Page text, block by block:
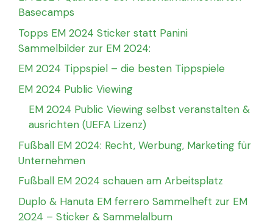
Basecamps
Topps EM 2024 Sticker statt Panini
Sammelbilder zur EM 2024:
EM 2024 Tippspiel – die besten Tippspiele
EM 2024 Public Viewing
EM 2024 Public Viewing selbst veranstalten &
ausrichten (UEFA Lizenz)
Fußball EM 2024: Recht, Werbung, Marketing für
Unternehmen
Fußball EM 2024 schauen am Arbeitsplatz
Duplo & Hanuta EM ferrero Sammelheft zur EM
2024 – Sticker & Sammelalbum